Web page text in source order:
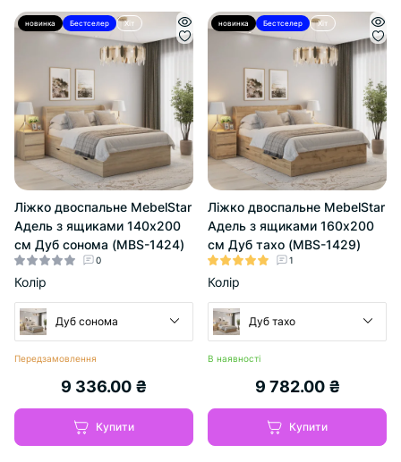
новинка Бестселер Хіт
Ліжко двоспальне MebelStar
Адель з ящиками 140x200
см Дуб сонома (MBS-1424)
Колір
Дуб сонома
Передзамовлення
0
9 336.00 ₴
Купити
новинка Бестселер Хіт
Ліжко двоспальне MebelStar
Адель з ящиками 160x200
см Дуб тахо (MBS-1429)
Колір
Дуб тахо
В наявності
1
9 782.00 ₴
Купити